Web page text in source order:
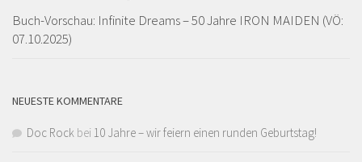
Buch-Vorschau: Infinite Dreams – 50 Jahre IRON MAIDEN (VÖ:
07.10.2025)
NEUESTE KOMMENTARE
Doc Rock bei 10 Jahre – wir feiern einen runden Geburtstag!